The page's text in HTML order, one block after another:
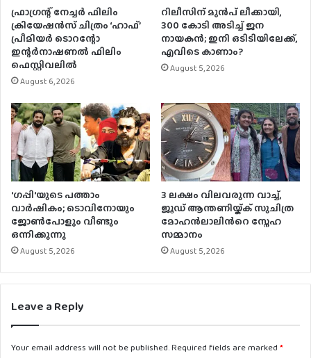
ഫ്രാഗ്രന്റ് നേച്ചര്‍ ഫിലിം
ക്രിയേഷന്‍സ് ചിത്രം ‘ഹാഫ്’
പ്രീമിയര്‍ ടൊറന്റോ
ഇന്റര്‍നാഷണല്‍ ഫിലിം
ഫെസ്റ്റിവലില്‍
August 6, 2026
റിലീസിന് മുൻപ് ലീക്കായി,
300 കോടി അടിച്ച് ജന
നായകൻ; ഇനി ഒടിടിയിലേക്ക്,
എവിടെ കാണാം?
August 5, 2026
‘ഗപ്പി‘യുടെ പത്താം
വാർഷികം; ടൊവിനോയും
ജോൺപോളും വീണ്ടും
ഒന്നിക്കുന്നു
August 5, 2026
3 ലക്ഷം വിലവരുന്ന വാച്ച്,
ജൂഡ് ആന്തണിയ്ക്ക് സുചിത്ര
മോഹൻലാലിൻറെ സ്നേഹ
സമ്മാനം
August 5, 2026
Leave a Reply
Your email address will not be published.Required fields are marked *